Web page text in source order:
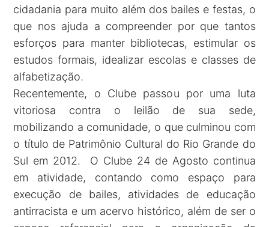
cidadania para muito além dos bailes e festas, o
que nos ajuda a compreender por que tantos
esforços para manter bibliotecas, estimular os
estudos formais, idealizar escolas e classes de
alfabetização.
Recentemente, o Clube passou por uma luta
vitoriosa contra o leilão de sua sede,
mobilizando a comunidade, o que culminou com
o título de Patrimônio Cultural do Rio Grande do
Sul em 2012. O Clube 24 de Agosto continua
em atividade, contando como espaço para
execução de bailes, atividades de educação
antirracista e um acervo histórico, além de ser o